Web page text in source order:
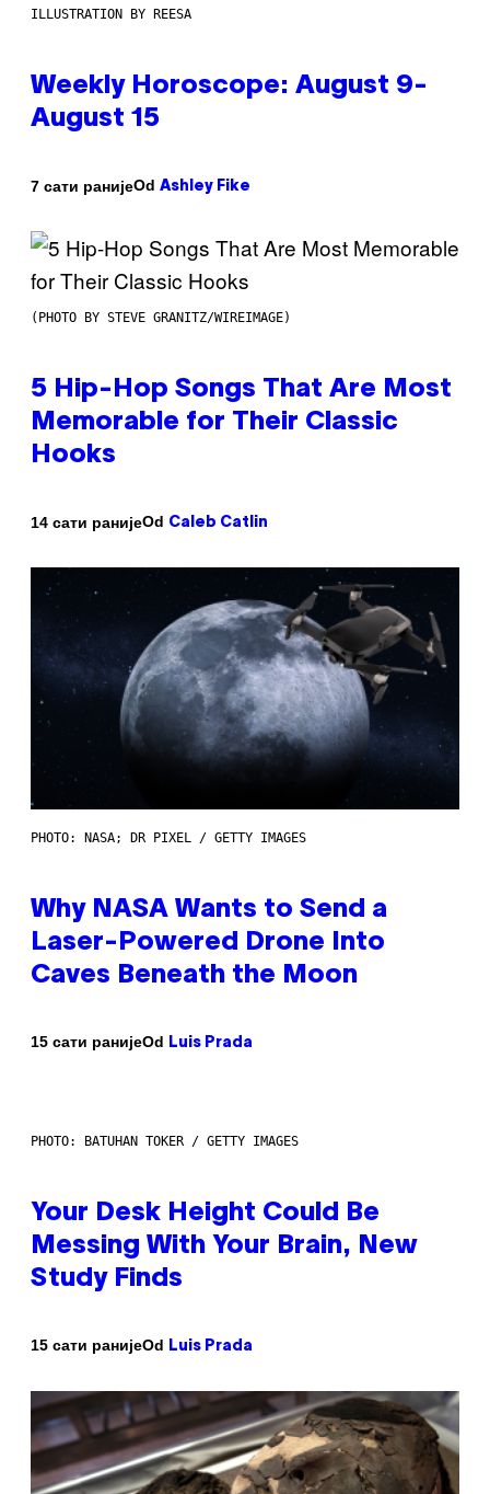
ILLUSTRATION BY REESA
Weekly Horoscope: August 9-
August 15
7 сати ранијеOd Ashley Fike
(PHOTO BY STEVE GRANITZ/WIREIMAGE)
5 Hip-Hop Songs That Are Most
Memorable for Their Classic
Hooks
14 сати ранијеOd Caleb Catlin
PHOTO: NASA; DR PIXEL / GETTY IMAGES
Why NASA Wants to Send a
Laser-Powered Drone Into
Caves Beneath the Moon
15 сати ранијеOd Luis Prada
PHOTO: BATUHAN TOKER / GETTY IMAGES
Your Desk Height Could Be
Messing With Your Brain, New
Study Finds
15 сати ранијеOd Luis Prada